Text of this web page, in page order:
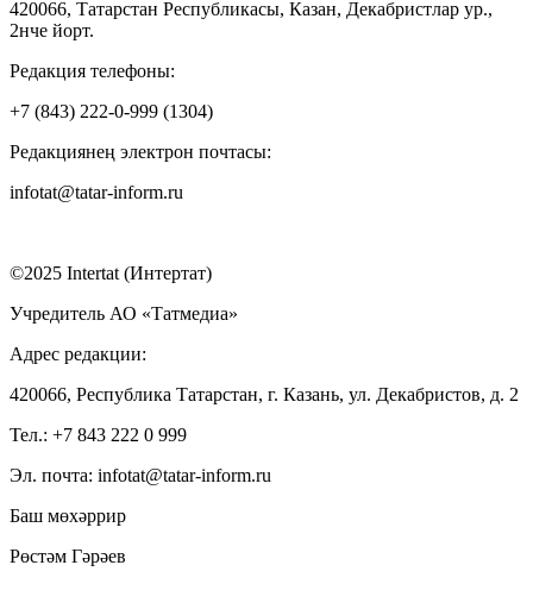
420066, Татарстан Республикасы, Казан, Декабристлар ур.,
2нче йорт.
Редакция телефоны:
+7 (843) 222-0-999 (1304)
Редакциянең электрон почтасы:
infotat@tatar-inform.ru
©2025 Intertat (Интертат)
Учредитель АО «Татмедиа»
Адрес редакции:
420066, Республика Татарстан, г. Казань, ул. Декабристов, д. 2
Тел.: +7 843 222 0 999
Эл. почта: infotat@tatar-inform.ru
Баш мөхәррир
Рөстәм Гәрәев